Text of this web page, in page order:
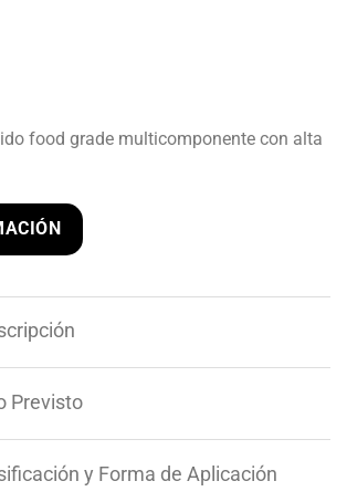
food grade multicomponente con alta
Previsto
y Forma de Aplicación